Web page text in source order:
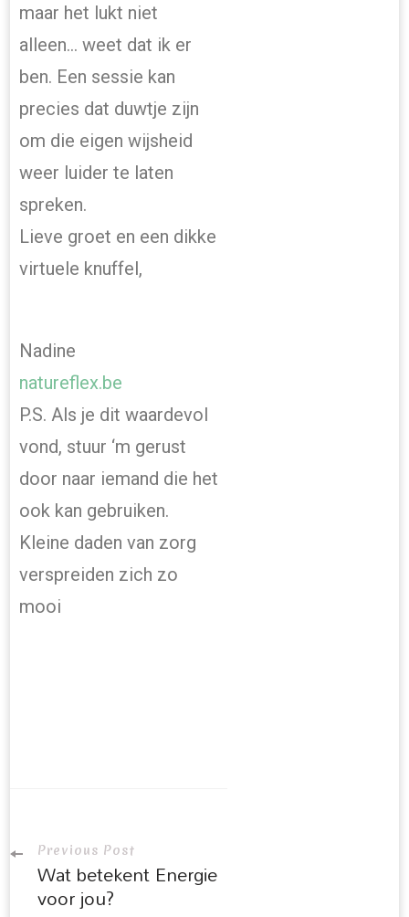
maar het lukt niet
alleen… weet dat ik er
ben. Een sessie kan
precies dat duwtje zijn
om die eigen wijsheid
weer luider te laten
spreken.
Lieve groet en een dikke
virtuele knuffel,
Nadine
natureflex.be
P.S. Als je dit waardevol
vond, stuur ‘m gerust
door naar iemand die het
ook kan gebruiken.
Kleine daden van zorg
verspreiden zich zo
mooi
Previous Post
Wat betekent Energie
voor jou?